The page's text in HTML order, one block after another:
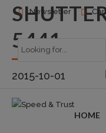
Newsletter
HOME
5441
2015-10-01